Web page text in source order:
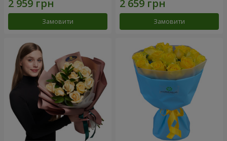
Замовити Замовити